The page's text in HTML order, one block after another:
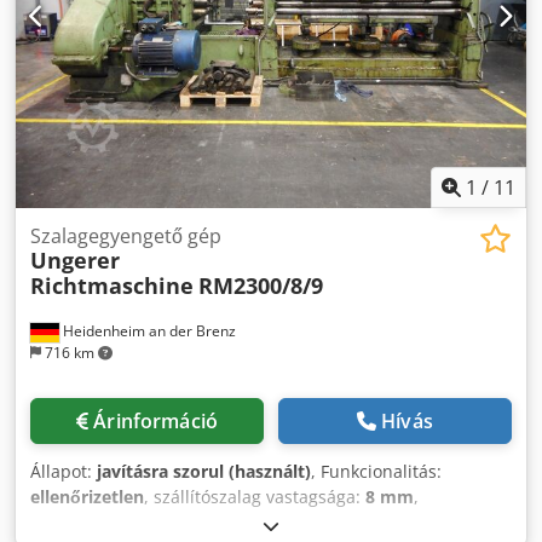
1 / 11
Heidenheim an der Brenz
716 km
Szalagegyengető gép
Ungerer
Richtmaschine RM2300/8/9
Árinformáció Hívás
Állapot: javításra szorul (használt), Funkcionalitás:
ellenőrizetlen, szállítószalag vastagsága: 8 mm,
9, szállítószalag szélessége: